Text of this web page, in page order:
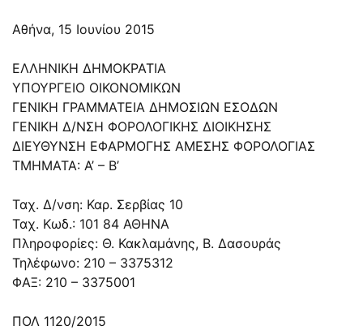
Αθήνα, 15 Ιουνίου 2015
ΕΛΛΗΝΙΚΗ ΔΗΜΟΚΡΑΤΙΑ
ΥΠΟΥΡΓΕΙΟ ΟΙΚΟΝΟΜΙΚΩΝ
ΓΕΝΙΚΗ ΓΡΑΜΜΑΤΕΙΑ ΔΗΜΟΣΙΩΝ ΕΣΟΔΩΝ
ΓΕΝΙΚΗ Δ/ΝΣΗ ΦΟΡΟΛΟΓΙΚΗΣ ΔΙΟΙΚΗΣΗΣ
ΔΙΕΥΘΥΝΣΗ ΕΦΑΡΜΟΓΗΣ ΑΜΕΣΗΣ ΦΟΡΟΛΟΓΙΑΣ
ΤΜΗΜΑΤΑ: Α’ – Β’
Ταχ. Δ/νση: Καρ. Σερβίας 10
Ταχ. Κωδ.: 101 84 ΑΘΗΝΑ
Πληροφορίες: Θ. Κακλαμάνης, Β. Δασουράς
Τηλέφωνο: 210 – 3375312
ΦΑΞ: 210 – 3375001
ΠΟΛ 1120/2015